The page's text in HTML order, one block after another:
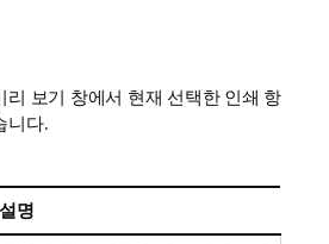
보기 창에서 현재 선택한 인쇄 항
니다.
설명